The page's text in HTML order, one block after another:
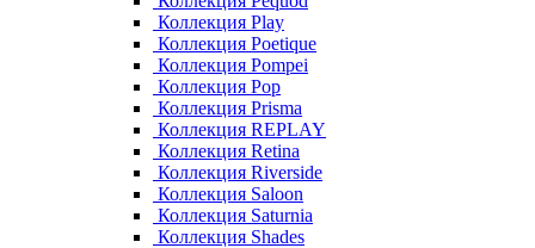
Коллекция Play
Коллекция Poetique
Коллекция Pompei
Коллекция Pop
Коллекция Prisma
Коллекция REPLAY
Коллекция Retina
Коллекция Riverside
Коллекция Saloon
Коллекция Saturnia
Коллекция Shades